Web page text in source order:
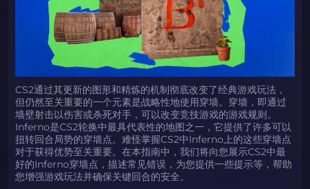
CS2通过其更新的图形和精炼的机制彻底改变了经典游戏玩法，
但仍然至关重要的一个元素是战略性地使用穿墙。穿墙，即通过
墙壁射击以伤害或杀死对手，可以改变竞技游戏的游戏规则。
Inferno是CS2轮换中最具代表性的地图之一，它提供了许多可以
扭转回合局势的穿墙点。难怪掌握CS2中Inferno上的这些穿墙点
对于获得优势至关重要。在本指南中，我们将向您展示CS2中最
好的Inferno穿墙点，描述常见错误，为您提供一些提示等，帮助
您增强游戏玩法并确保关键回合的安全。